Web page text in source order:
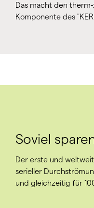
Das macht den
Komponente des
Soviel
Der erste und
serieller
und gleichzeitig für